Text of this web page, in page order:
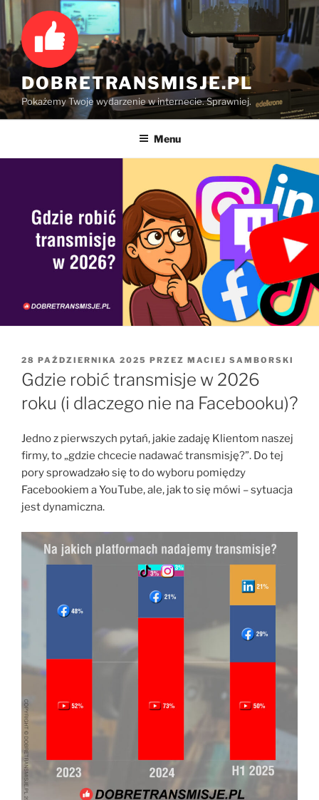
Przejdź
do
treści
DOBRETRANSMISJE.PL
Pokażemy Twoje wydarzenie w internecie. Sprawniej.
Menu
OPUBLIKOWANE
W
28 PAŹDZIERNIKA 2025 PRZEZ MACIEJ SAMBORSKI
Gdzie robić transmisje w 2026
roku (i dlaczego nie na Facebooku)?
Jedno z pierwszych pytań, jakie zadaję Klientom naszej
firmy, to „gdzie chcecie nadawać transmisję?”. Do tej
pory sprowadzało się to do wyboru pomiędzy
Facebookiem a YouTube, ale, jak to się mówi – sytuacja
jest dynamiczna.